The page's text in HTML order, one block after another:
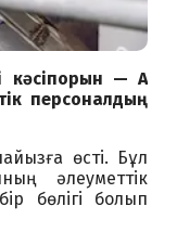
кәсіпорын — АҚ
персоналдың
өсті. Бұл
әлеуметтік
бөлігі болып